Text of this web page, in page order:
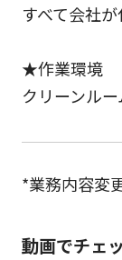
すべて会社
★作業環境
クリーンル
*業務内容変
動画でチェ